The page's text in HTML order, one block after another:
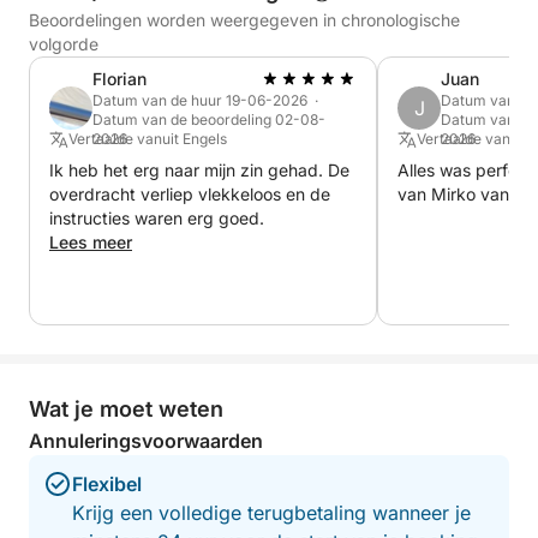
lichtspel.
Een van de meest iconische stops van de tour is het
adembenemende Spiaggia del Principe, dat wordt
beschouwd als een van de mooiste stranden van
Sardinië. Hier vormen het witte zand en de turquoise
zee een werkelijk spectaculair decor.
Vervolgens varen we verder naar de rustige baai van
en ondiep turquoise water, perfect om te zwemmen
en te ontspannen.
De tour eindigt met een panoramische vaartocht
langs de beroemde Porto Cervo, een internationaal
Beoordelingen worden weergegeven in chronologische
volgorde
Florian
Datum van de huur 19-06-2026 ·
Datum van de beoordeling 02-08-
2026
Vertaalde vanuit Engels
Ik heb het erg naar mijn zin gehad. De
overdracht verliep vlekkeloos en de
instructies waren erg goed.
Lees meer
J
Juan
Datum van
Datum van
2026
Vertaalde vanuit
Alles was
van Mirko van
Wat je moet weten
Annuleringsvoorwaarden
Flexibel
Krijg een volledige terugbetaling wanneer je